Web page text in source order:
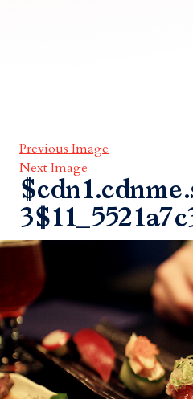
Previous Image
Next Image